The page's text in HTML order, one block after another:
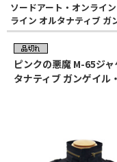
ソードアート・オンライン
ライン オルタナティブ ガ
ピンクの悪魔 M-65ジ
タナティブ ガンゲイル